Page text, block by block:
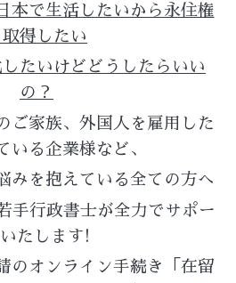
本で生活したいから永住権
取得したい
たいけどどうしたらいい
の？
ご家族、外国人を雇用した
いる企業様など、
みを抱えている全ての方へ
手行政書士が全力でサポー
いたします!
のオンライン手続き「在留